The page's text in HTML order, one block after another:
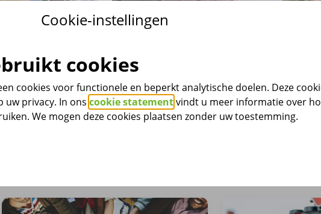
Algemene
Cookie-instellingen
cookies
cookies voor functionele en beperkt analytische doelen. Deze
uw privacy. In ons cookie statementvindt u meer informatie over
We mogen deze cookies plaatsen zonder uw toestemming.